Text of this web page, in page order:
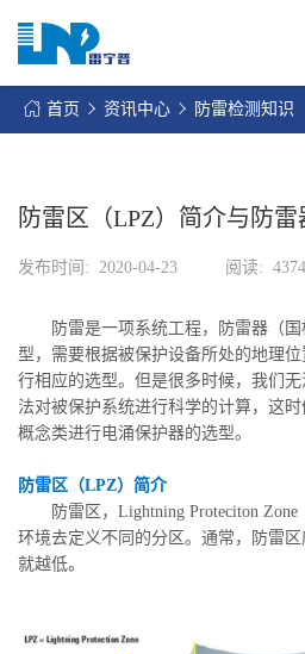
首页 资讯中心 防雷检测知识
防雷区（LPZ）简介与防雷
发布时间: 2020-04-23 阅读: 4374
防雷是一项系统工程，防雷器（
型，需要根据被保护设备所处的地理
行相应的选型。但是很多时候，我们
法对被保护系统进行科学的计算，这
概念类进行电涌保护器的选型。
防雷区（LPZ）简介
防雷区，Lightning Proteciton
环境去定义不同的分区。通常，防雷
就越低。
网
的
务
资
联